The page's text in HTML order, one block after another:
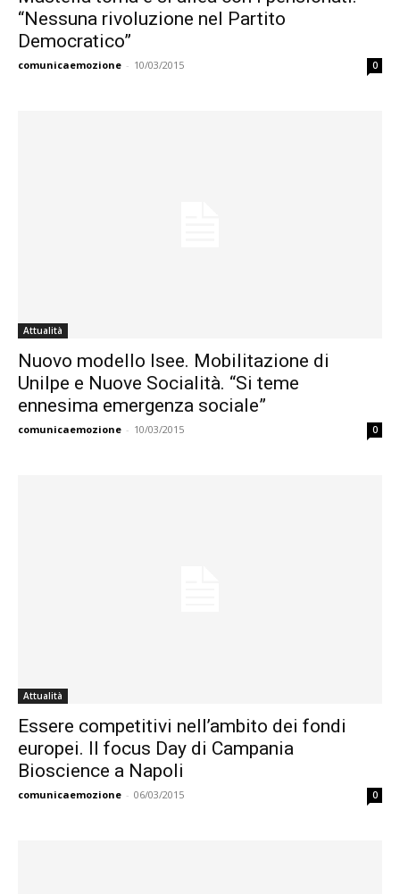
“Nessuna rivoluzione nel Partito
Democratico”
comunicaemozione - 10/03/2015 0
Attualità
Nuovo modello Isee. Mobilitazione di
Unilpe e Nuove Socialità. “Si teme
ennesima emergenza sociale”
comunicaemozione - 10/03/2015 0
Attualità
Essere competitivi nell’ambito dei fondi
europei. Il focus Day di Campania
Bioscience a Napoli
comunicaemozione - 06/03/2015 0